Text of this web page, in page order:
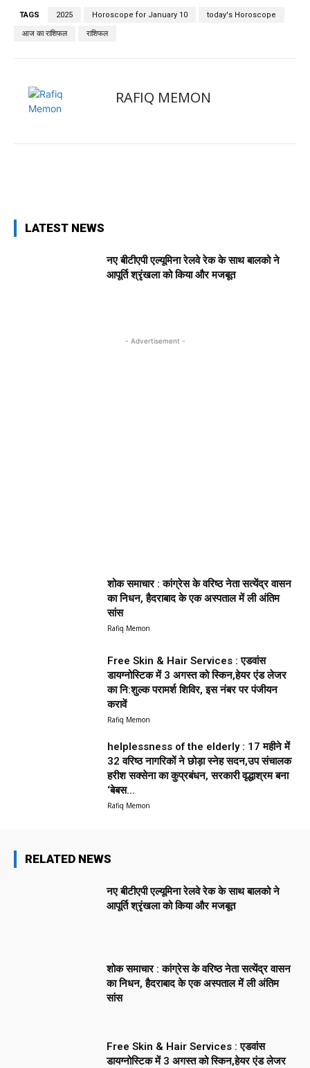
TAGS 2025 Horoscope for January 10 today's Horoscope
आज का राशिफल राशिफल
RAFIQ MEMON
LATEST NEWS
नए बीटीएपी एल्यूमिना रेलवे रेक के साथ बालको ने
आपूर्ति श्रृंखला को किया और मजबूत
- Advertisement -
शोक समाचार : कांग्रेस के वरिष्ठ नेता सत्येंद्र वासन
का निधन, हैदराबाद के एक अस्पताल में ली अंतिम
सांस
Rafiq Memon
Free Skin & Hair Services : एडवांस
डायग्नोस्टिक में 3 अगस्त को स्किन,हेयर एंड लेजर
का नि:शुल्क परामर्श शिविर, इस नंबर पर पंजीयन
करावें
Rafiq Memon
helplessness of the elderly : 17 महीने में
32 वरिष्ठ नागरिकों ने छोड़ा स्नेह सदन,उप संचालक
हरीश सक्सेना का कुप्रबंधन, सरकारी वृद्धाश्रम बना
‘बेबस...
Rafiq Memon
RELATED NEWS
नए बीटीएपी एल्यूमिना रेलवे रेक के साथ बालको ने
आपूर्ति श्रृंखला को किया और मजबूत
शोक समाचार : कांग्रेस के वरिष्ठ नेता सत्येंद्र वासन
का निधन, हैदराबाद के एक अस्पताल में ली अंतिम
सांस
Free Skin & Hair Services : एडवांस
डायग्नोस्टिक में 3 अगस्त को स्किन,हेयर एंड लेजर